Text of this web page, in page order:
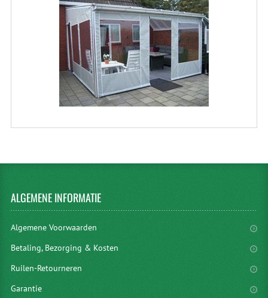
ALGEMENEINFORMATIE
Algemene Voorwaarden
Betaling, Bezorging & Kosten
Ruilen-Retourneren
Garantie